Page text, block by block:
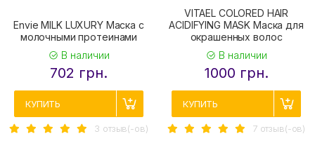
Envie MILK LUXURY Маска с
молочными протеинами
В наличии
702 грн.
КУПИТЬ
3 отзыв(-ов)
VITAEL COLORED HAIR
ACIDIFYING MASK Маска для
окрашенных волос
В наличии
1000 грн.
КУПИТЬ
7 отзыв(-ов)